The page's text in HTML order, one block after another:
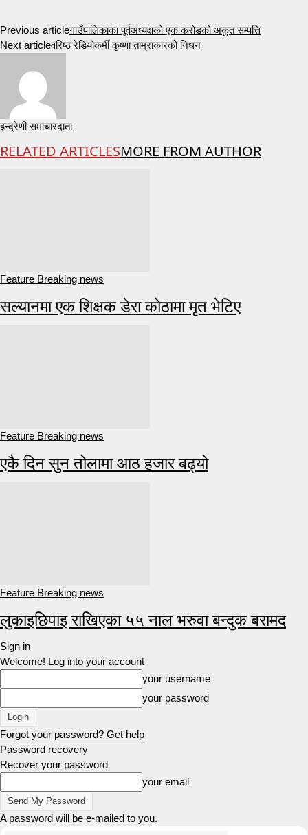
Previous articleगाउँपालिकाका पूर्वअध्यक्षको एक करोडको अकुत सम्पत्ति
Next articleवरिष्ठ रेडियोकर्मी कृष्णा ताम्राकारको निधन
इन्द्रेणी समाचारदाता
RELATED ARTICLESMORE FROM AUTHOR
Feature Breaking news
सल्यानमा एक शिक्षक डेरा कोठामा मृत भेटिए
Feature Breaking news
एकै दिन सुन तोलामा आठ हजार बढ्यो
Feature Breaking news
लुकाइछिपाइ राखिएका ५५ नाल भरुवा बन्दुक बरामद
Sign in
Welcome! Log into your account
your username
your password
Forgot your password? Get help
Password recovery
Recover your password
your email
A password will be e-mailed to you.